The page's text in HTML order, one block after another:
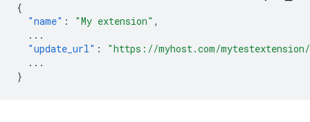
{
"name" : "My extension" ,
...
"update_url" :
"https://myhost.com/
...
}